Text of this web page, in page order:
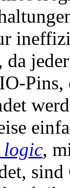
da
logic,
sind